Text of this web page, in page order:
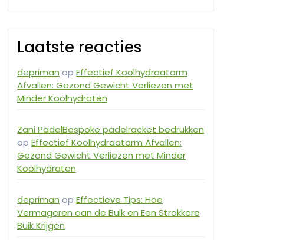
Laatste reacties
depriman op Effectief Koolhydraatarm
Afvallen: Gezond Gewicht Verliezen met
Minder Koolhydraten
Zani PadelBespoke padelracket bedrukken
op Effectief Koolhydraatarm Afvallen:
Gezond Gewicht Verliezen met Minder
Koolhydraten
depriman op Effectieve Tips: Hoe
Vermageren aan de Buik en Een Strakkere
Buik Krijgen